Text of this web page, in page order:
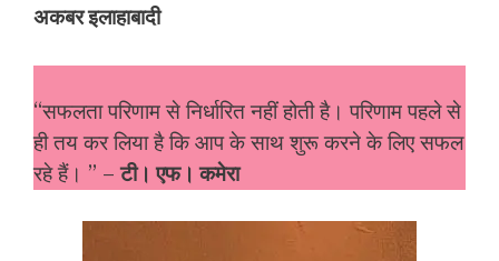
अकबर इलाहाबादी
“सफलता परिणाम से निर्धारित नहीं होती है। परिणाम पहले से
ही तय कर लिया है कि आप के साथ शुरू करने के लिए सफल
रहे हैं। ” –टी। एफ। कमेरा